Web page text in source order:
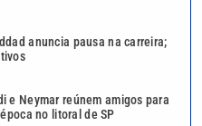
anuncia pausa na carreira;
e Neymar reúnem amigos para
no litoral de SP